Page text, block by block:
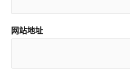
网站地址